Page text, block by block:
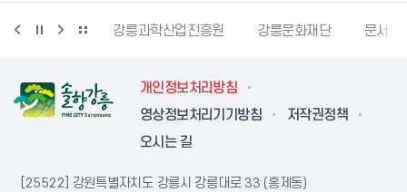
강릉커피축제 강릉과학산업진흥원 강릉문화재단 문서24
개인정보처리방침
영상정보처리기기방침
저작권정책
오시는 길
[25522] 강원특별자치도 강릉시 강릉대로 33 (홍제동)